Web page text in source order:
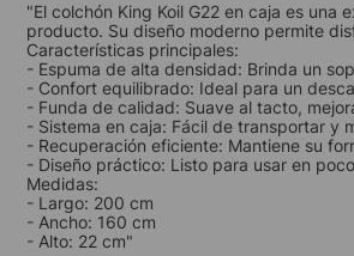
"El colchón King Koil G22 en caja es
producto. Su diseño moderno permite
Características principales:
- Espuma de alta densidad: Brinda un
- Confort equilibrado: Ideal para un
- Funda de calidad: Suave al tacto,
- Sistema en caja: Fácil de transportar y
- Recuperación eficiente: Mantiene su
- Diseño práctico: Listo para usar en
Medidas:
- Largo: 200 cm
- Ancho: 160 cm
- Alto: 22 cm"